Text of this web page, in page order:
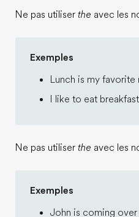
Ne pas utiliser the avec les
Exemples
Lunch is my favorite
I like to eat
Ne pas utiliser the avec les
Exemples
John is coming over